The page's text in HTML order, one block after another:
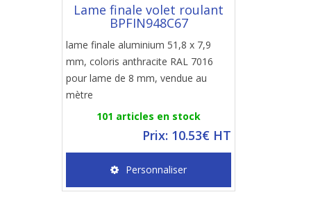
Lame finale volet roulant
BPFIN948C67
lame finale aluminium 51,8 x 7,9
mm, coloris anthracite RAL 7016
pour lame de 8 mm, vendue au
mètre
101 articles en stock
Prix: 10.53€ HT
Personnaliser